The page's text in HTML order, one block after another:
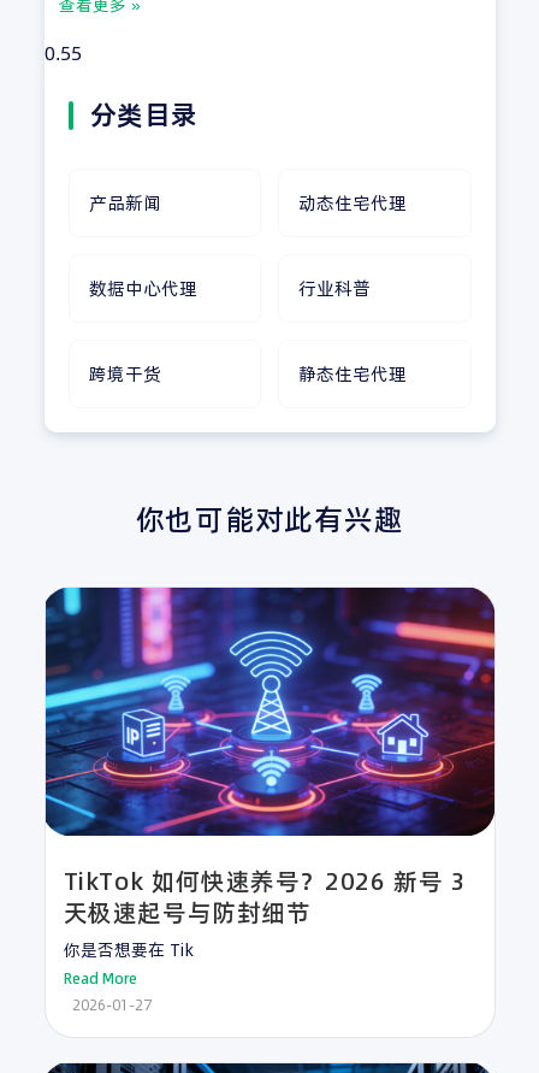
查看更多 »
分类目录
产品新闻 动态住宅代理
数据中心代理 行业科普
跨境干货 静态住宅代理
你也可能对此有兴趣
TikTok 如何快速养号？2026 新号 3
天极速起号与防封细节
你是否想要在 Tik
Read More
2026-01-27